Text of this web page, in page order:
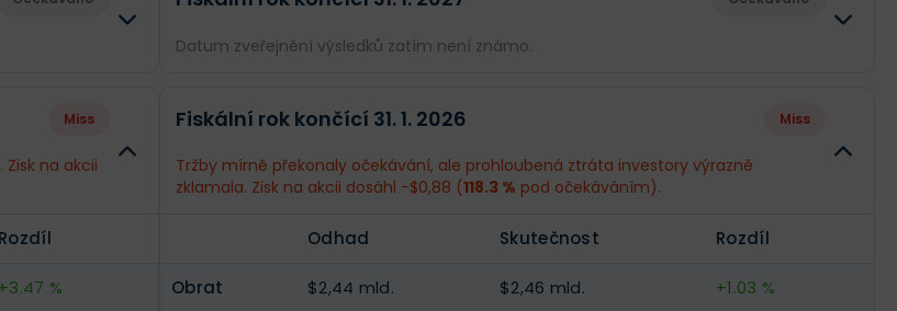
--
Miss
na akcii
Rozdíl
+3.47 %
Datum zveřejnění výsledků zatím není známo.
Příjmy $498,7 mil. --
$6,12 -- --
Fiskální rok končící 31. 1. 2026 Miss
Tržby mírně překonaly očekávání, ale prohloubená ztráta investory výrazně
zklamala. Zisk na akcii dosáhl -$0,88 (118.3 % pod očekáváním).
Odhad Skutečnost Rozdíl
Obrat $2,44 mld. $2,46 mld. +1.03 %